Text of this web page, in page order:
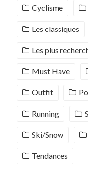
Cyclisme
Les classiques
Les plus
Must Have
Outfit
Running
Ski/Snow
Tendances